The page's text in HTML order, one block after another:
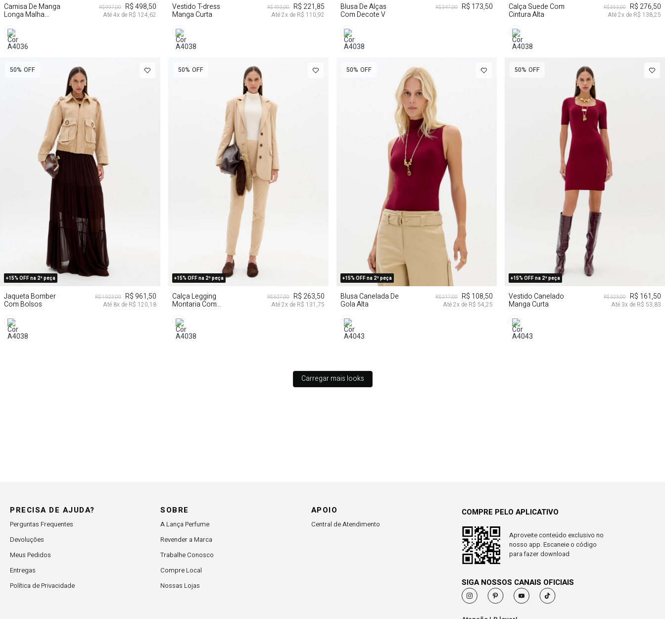
Camisa De Manga
Longa Malha
R$ 997,00 R$ 498,50
Até4x de R$ 124,62
Vestido T-dress
Manga Curta
R$ 493,00 R$ 221,85
Até2x de R$ 110,92
Blusa De Alças
Com Decote V
R$ 347,00 R$ 173,50 Calça Suede Com
Cintura Alta
R$ 553,00 R$ 276,50
Até2x de R$ 138,25
G GG
+15% OFF na 2ª peça
50% OFF
Jaqueta Bomber
Com Bolsos
R$ 1.923,00 R$ 961,50
Até 8x de R$ 120,18
PP P M
+15% OFF na 2ª peça
50% OFF
Calça Legging
Montaria Com
R$ 527,00 R$ 263,50
Até2x de R$ 131,75
P
+15% OFF na 2ª peça
50% OFF
Blusa Canelada De
Gola Alta
R$ 217,00 R$ 108,50
Até2x de R$ 54,25
PP
+15% OFF na 2ª peça
50% OFF
Vestido Canelado
Manga Curta
R$ 323,00 R$ 161,50
Até 3x de R$ 53,83
Carregar mais looks
PRECISA DE AJUDA?
Perguntas Frequentes
Devoluções
Meus Pedidos
Entregas
Política de Privacidade
SOBRE
A Lança Perfume
Revender a Marca
Trabalhe Conosco
Compre Local
Nossas Lojas
APOIO
Central de Atendimento
COMPRE PELO APLICATIVO
Aproveite conteúdo exclusivo no
nosso app. Escaneie o código
para fazer download
SIGA NOSSOS CANAIS OFICIAIS